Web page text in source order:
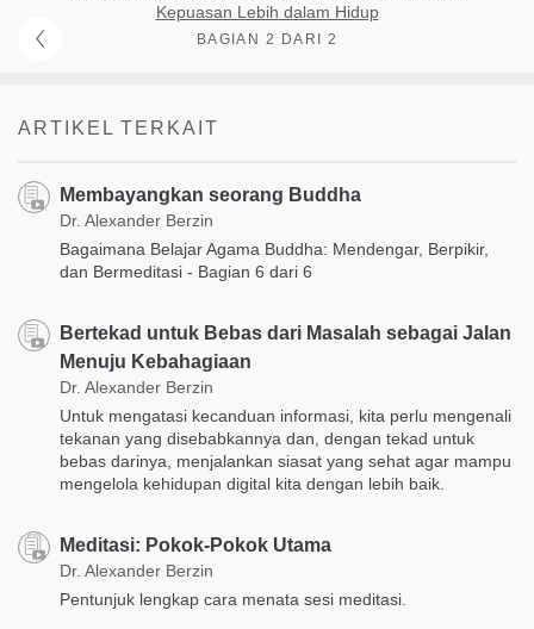
Kepuasan Lebih dalam Hidup
BAGIAN 2 DARI 2
ARTIKEL TERKAIT
Membayangkan seorang Buddha
Dr. Alexander Berzin
Bagaimana Belajar Agama Buddha: Mendengar, Berpikir,
dan Bermeditasi - Bagian 6 dari 6
Bertekad untuk Bebas dari Masalah sebagai Jalan
Menuju Kebahagiaan
Dr. Alexander Berzin
Untuk mengatasi kecanduan informasi, kita perlu mengenali
tekanan yang disebabkannya dan, dengan tekad untuk
bebas darinya, menjalankan siasat yang sehat agar mampu
mengelola kehidupan digital kita dengan lebih baik.
Meditasi: Pokok-Pokok Utama
Dr. Alexander Berzin
Pentunjuk lengkap cara menata sesi meditasi.